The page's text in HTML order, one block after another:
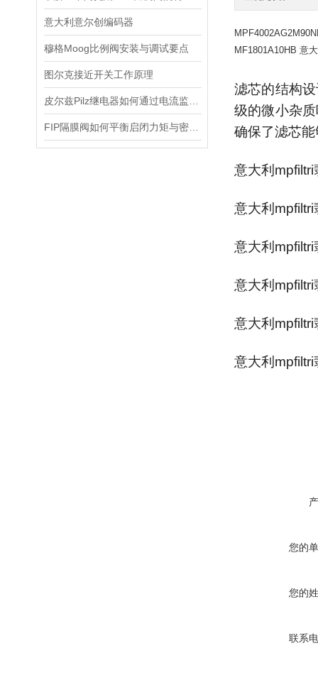
意大利意尔创编码器
穆格Moog比例阀安装与调试要点
图尔克接近开关工作原理
MF1801A10HB 意
滤芯的结构
级的微小杂
确保了滤芯
意大利
意大利
意大利
意大利
意大利
意大利
您的
您的
联系